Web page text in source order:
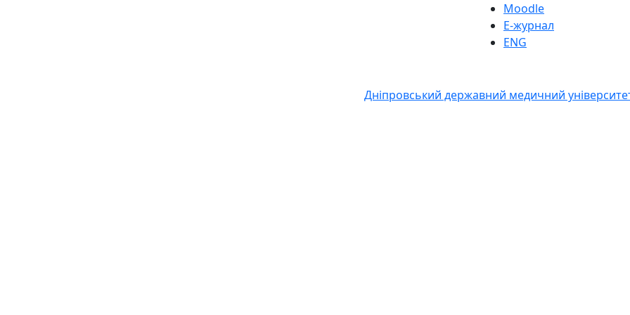
Moodle
Е-журнал
ENG
Дніпровський державний медичний